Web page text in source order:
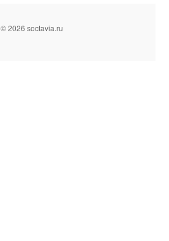
© 2026 soctavia.ru